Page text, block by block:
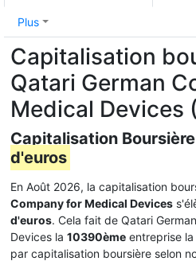
Plus
Capitalisation
Qatari German
Medical Devices
Capitalisation
d'euros
En Août 2026, la capitalisation
Company for Medical Devices
d'euros. Cela fait de Qatari
Devices la 10390ème entreprise
par capitalisation boursière selon